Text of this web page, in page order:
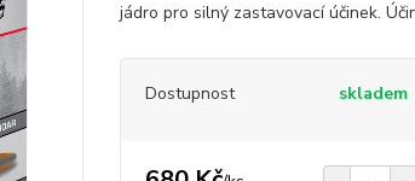
jádro pro silný zastavovací účinek.
Dostupnost skladem